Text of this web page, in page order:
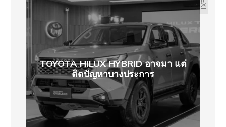
TOYOTA HILUX HYBRID อาจมา แต่
ติดปัญหาบางประการ